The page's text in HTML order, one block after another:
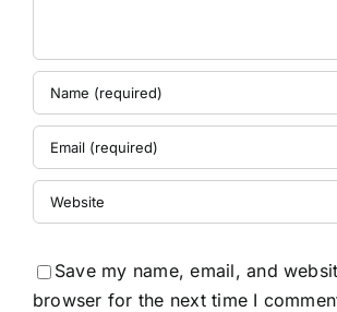
Save my name, email, and
browser for the next time I